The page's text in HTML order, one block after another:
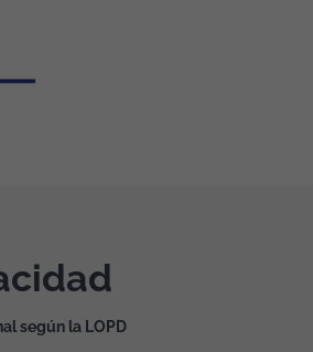
según la LOPD